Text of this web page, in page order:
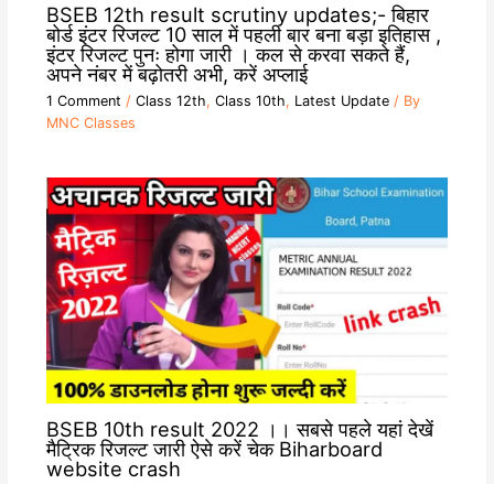
BSEB 12th result scrutiny updates;- बिहार
बोर्ड इंटर रिजल्ट 10 साल में पहली बार बना बड़ा इतिहास ,
इंटर रिजल्ट पुनः होगा जारी । कल से करवा सकते हैं,
अपने नंबर में बढ़ोतरी अभी, करें अप्लाई
1 Comment / Class 12th, Class 10th, Latest Update/ By
MNC Classes
BSEB 10th result 2022 ।। सबसे पहले यहां देखें
मैट्रिक रिजल्ट जारी ऐसे करें चेक Biharboard
website crash